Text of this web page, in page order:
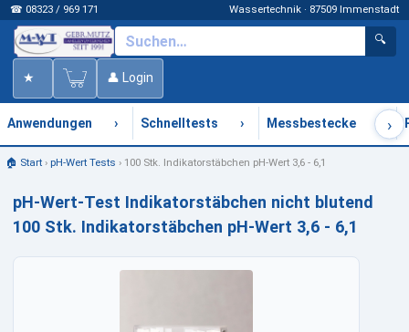
☎ 08323 / 969 171 Wassertechnik · 87509 Immenstadt
🔍
★ 👤 Login
Anwendungen › Schnelltests › Messbestecke ›
🏠 Start› pH-Wert Tests › 100 Stk. Indikatorstäbchen pH-Wert 3,6 - 6,1
pH-Wert-Test Indikatorstäbchen nicht blutend
100 Stk. Indikatorstäbchen pH-Wert 3,6 - 6,1